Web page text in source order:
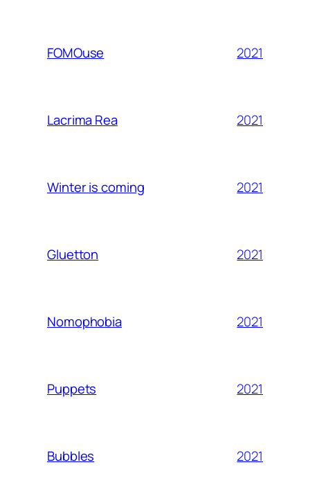
FOMOuse 2021
Lacrima Rea 2021
Winter is coming 2021
Gluetton 2021
Nomophobia 2021
Puppets 2021
Bubbles 2021